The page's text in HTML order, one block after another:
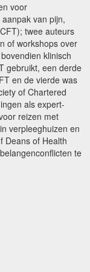
voor
van pijn,
twee auteurs
of workshops over
klinisch
gebruikt, een derde
en de vierde was
of Chartered
als expert-
reizen met
verpleeghuizen en
Deans of Health
te